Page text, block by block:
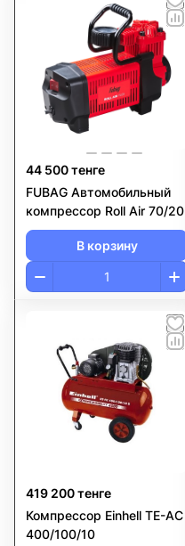
44 500 тенге
FUBAG Автомобильный
компрессор Roll Air 70/20
В корзину
419 200 тенге
Компрессор Einhell ТЕ-АС
400/100/10